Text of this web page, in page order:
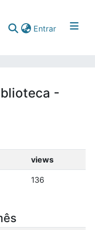
Entrar(current)
-
views
136